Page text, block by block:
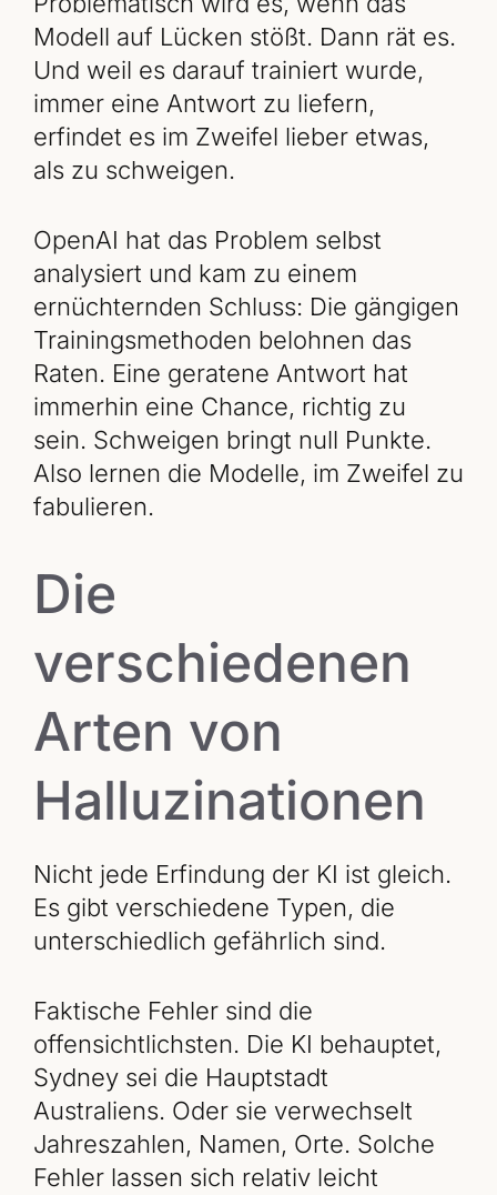
Modell auf Lücken stößt. Dann rät es.
Und weil es darauf trainiert wurde,
immer eine Antwort zu liefern,
erfindet es im Zweifel lieber etwas,
als zu schweigen.
OpenAI hat das Problem selbst
analysiert und kam zu einem
ernüchternden Schluss: Die gängigen
Trainingsmethoden belohnen das
Raten. Eine geratene Antwort hat
immerhin eine Chance, richtig zu
sein. Schweigen bringt null Punkte.
Also lernen die Modelle, im Zweifel zu
fabulieren.
Die
verschiedenen
Arten von
Halluzinationen
Nicht jede Erfindung der KI ist gleich.
Es gibt verschiedene Typen, die
unterschiedlich gefährlich sind.
Faktische Fehler sind die
offensichtlichsten. Die KI behauptet,
Sydney sei die Hauptstadt
Australiens. Oder sie verwechselt
Jahreszahlen, Namen, Orte. Solche
Fehler lassen sich relativ leicht